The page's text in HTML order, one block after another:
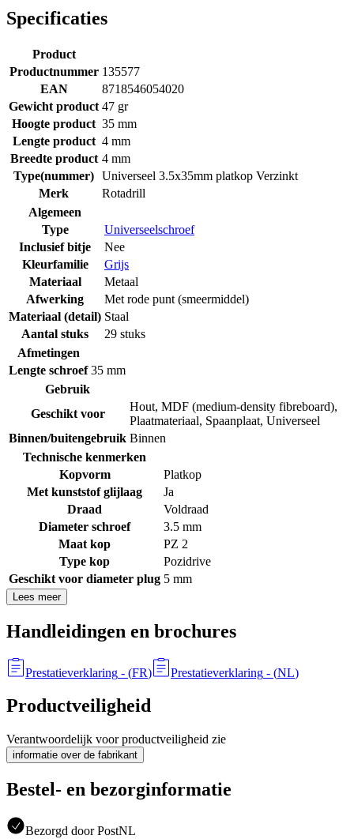
Specificaties
Product
Productnummer 135577
EAN
8718546054020
Gewicht product 47 gr
Hoogte product 35 mm
Lengte product 4 mm
Breedte product 4 mm
Type(nummer) Universeel 3.5x35mm platkop Verzinkt
Merk
Rotadrill
Algemeen
Type
Universeelschroef
Inclusief bitje
Nee
Kleurfamilie
Grijs
Materiaal
Metaal
Afwerking
Met rode punt (smeermiddel)
Materiaal (detail) Staal
Aantal stuks
29 stuks
Afmetingen
Lengte schroef 35 mm
Gebruik
Geschikt voor
Hout, MDF (medium-density fibreboard),
Plaatmateriaal, Spaanplaat, Universeel
Binnen/buitengebruik Binnen
Technische kenmerken
Kopvorm
Platkop
Met kunststof glijlaag
Ja
Draad
Voldraad
Diameter schroef
3.5 mm
Maat kop
PZ 2
Type kop
Pozidrive
Geschikt voor diameter plug 5 mm
Lees meer
Handleidingen en brochures
Prestatieverklaring - (FR) Prestatieverklaring - (NL)
Productveiligheid
Verantwoordelijk voor productveiligheid zie
informatie over de fabrikant
Bestel- en bezorginformatie
Bezorgd door PostNL